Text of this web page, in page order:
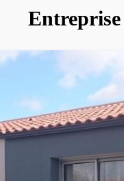
Entreprise